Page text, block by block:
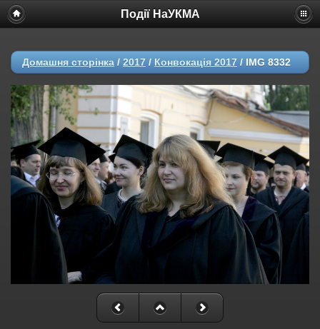
Події НаУКМА
Домашня сторінка / 2017 / Конвокація 2017 / IMG 8332